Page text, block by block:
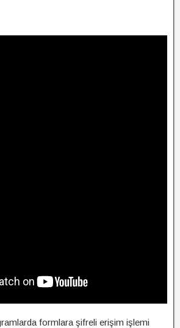
formlara şifreli erişim işlemi